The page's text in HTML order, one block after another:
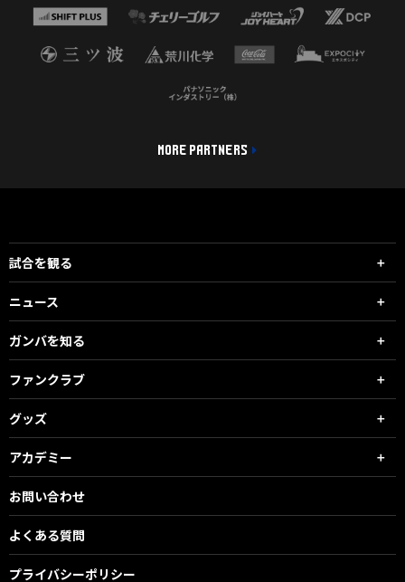
MORE PARTNERS
試合を観る
ニュース
ガンバを知る
ファンクラブ
グッズ
アカデミー
お問い合わせ
よくある質問
プライバシーポリシー